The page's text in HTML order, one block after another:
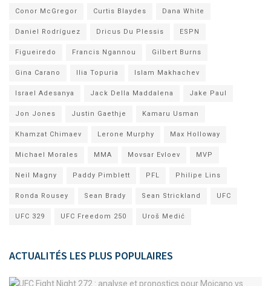
Conor McGregor Curtis Blaydes Dana White
Daniel Rodríguez Dricus Du Plessis ESPN
Figueiredo Francis Ngannou Gilbert Burns
Gina Carano Ilia Topuria Islam Makhachev
Israel Adesanya Jack Della Maddalena Jake Paul
Jon Jones Justin Gaethje Kamaru Usman
Khamzat Chimaev Lerone Murphy Max Holloway
Michael Morales MMA Movsar Evloev MVP
Neil Magny Paddy Pimblett PFL Philipe Lins
Ronda Rousey Sean Brady Sean Strickland UFC
UFC 329 UFC Freedom 250 Uroš Medić
ACTUALITÉS LES PLUS POPULAIRES